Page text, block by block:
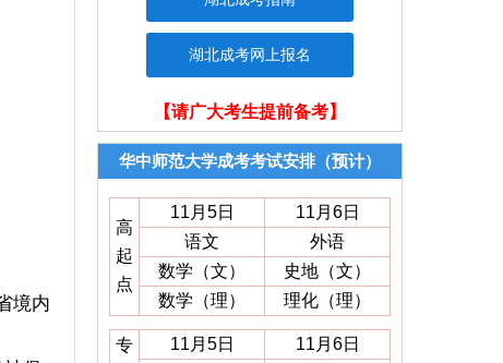
境内
湖北成考网上报名
【请广大考生提前备考】
华中师范大学成考考试安排（预计）
高
起
点
11月5日
11月6日
语文
外语
数学（文）
史地（文）
数学（理）
理化（理）
专
11月5日
11月6日